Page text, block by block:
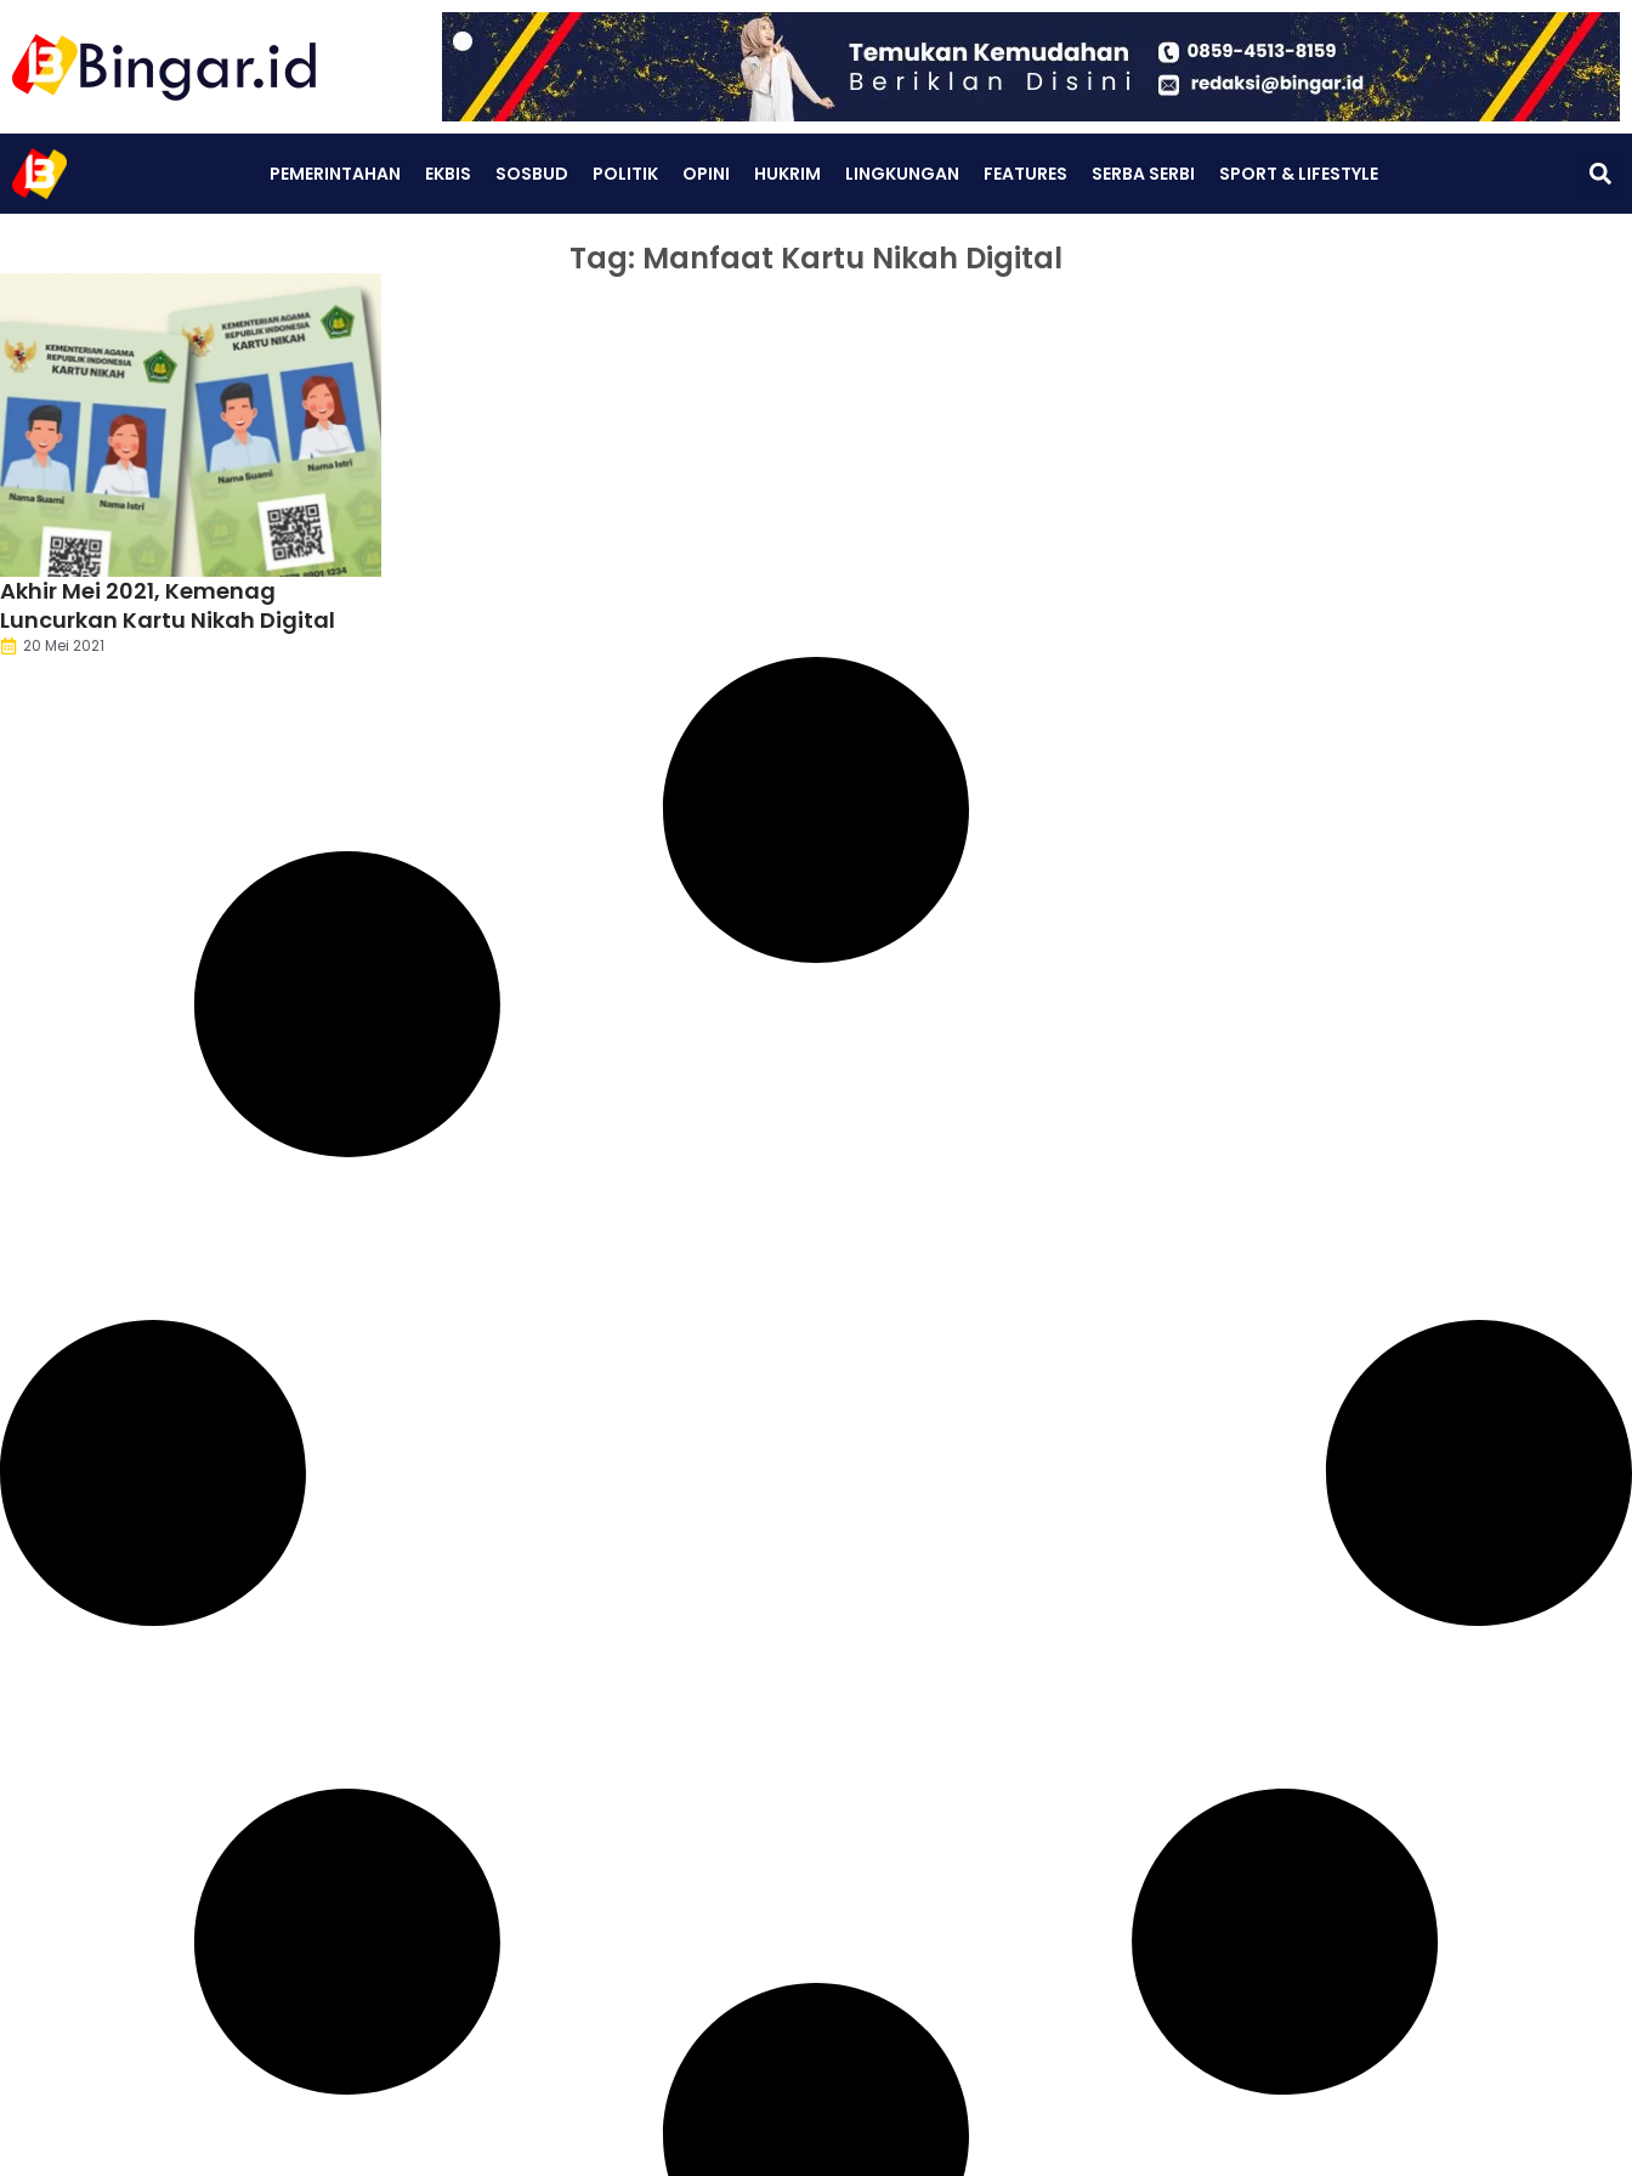
PEMERINTAHAN EKBIS SOSBUD POLITIK OPINI HUKRIM LINGKUNGAN FEATURES SERBA SERBI SPORT & LIFESTYLE
Tag: Manfaat Kartu Nikah Digital
Akhir Mei 2021, Kemenag
Luncurkan Kartu Nikah Digital
20 Mei 2021